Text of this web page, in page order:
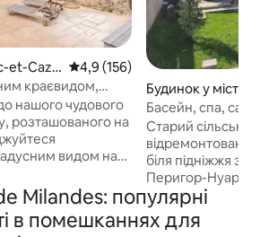
et-Caze Середня оцінка: 4,9 з 5,
4,9 (156)
краєвидом,
і гідромасажною
нашого чудового
розташованого на
видом на
(відкритий лише
або
(доступна цілий
Будинок у місті
vigues
Басейн, спа,
Саліньяка
Старий
біля підніжжя
Перигор-Нуар Повне обладнання для
комфорту Басейн із
воротами з
Milandes: популярні
в помешканнях для